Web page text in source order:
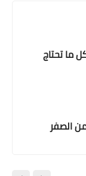
ما تحتاج
الصفر